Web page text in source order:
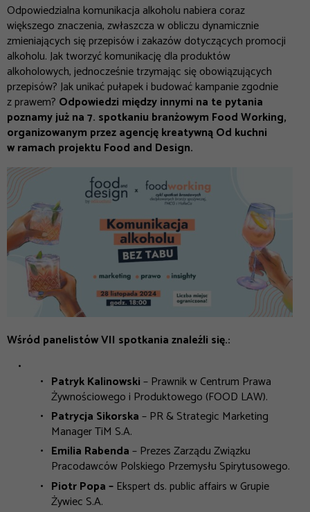
Odpowiedzialna komunikacja alkoholu nabiera coraz
większego znaczenia, zwłaszcza w obliczu dynamicznie
zmieniających się przepisów i zakazów dotyczących promocji
alkoholu. Jak tworzyć komunikację dla produktów
alkoholowych, jednocześnie trzymając się obowiązujących
przepisów? Jak unikać pułapek i budować kampanie zgodnie
z prawem? Odpowiedzi między innymi na te pytania
poznamy już na 7. spotkaniu branżowym Food Working,
organizowanym przez agencję kreatywną Od kuchni
w ramach projektu Food and Design.
Wśród panelistówVII spotkania znaleźli się.:
Patryk Kalinowski– Prawnik w Centrum Prawa
Żywnościowego i Produktowego (FOOD LAW).
Patrycja Sikorska– PR & Strategic Marketing
Manager TiM S.A.
Emilia Rabenda– Prezes Zarządu Związku
Pracodawców Polskiego Przemysłu Spirytusowego.
Piotr Popa –Ekspert ds. public affairs w Grupie
Żywiec S.A.